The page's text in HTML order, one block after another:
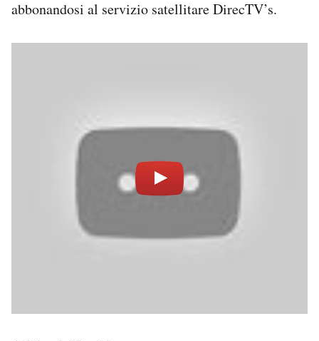
abbonandosi al servizio satellitare DirecTV’s.